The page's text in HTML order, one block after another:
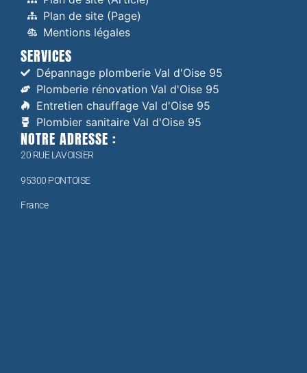
Plan de site (Page)
Mentions légales
SERVICES
Dépannage plomberie Val d'Oise 95
Plomberie rénovation Val d'Oise 95
Entretien chauffage Val d'Oise 95
Plombier sanitaire Val d'Oise 95
NOTRE ADRESSE :
20 RUE LAVOISIER
95300 PONTOISE
France